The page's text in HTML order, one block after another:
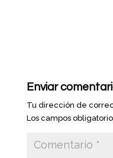
Enviar
Tu dirección de
Los campos